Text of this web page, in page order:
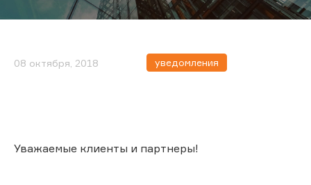
08 октября, 2018 уведомления
Уважаемые клиенты и партнеры!